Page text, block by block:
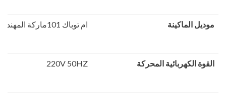
موديل الماكينة ام توباك 101ماركة المهندس منـسى
القوة الكهربائية المحركة 220V 50HZ